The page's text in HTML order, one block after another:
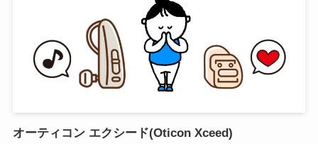
オーティコン エクシード(Oticon Xceed)